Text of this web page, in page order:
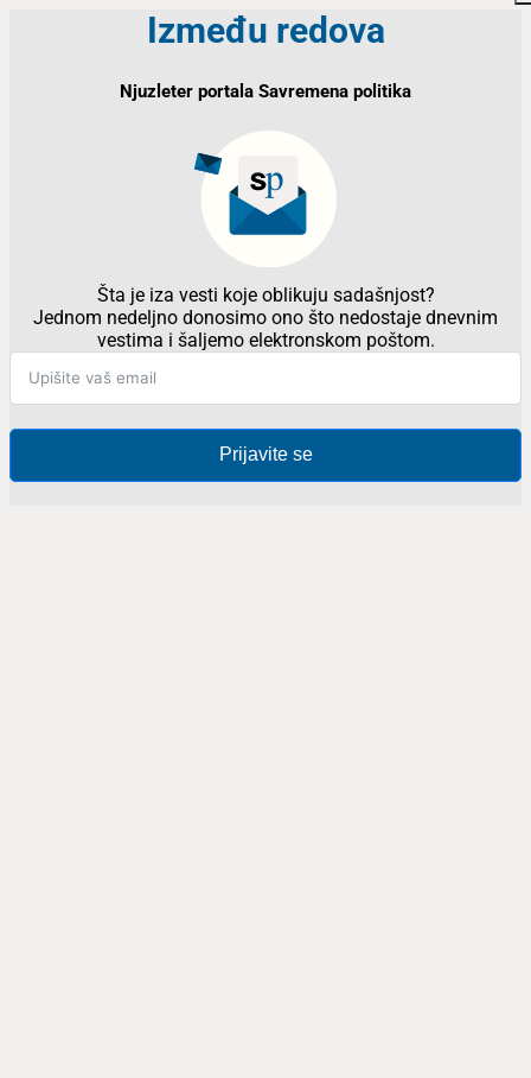
Između redova
Njuzleter portala Savremena politika
Šta je iza vesti koje oblikuju sadašnjost?
Jednom nedeljno donosimo ono što nedostaje dnevnim
vestima i šaljemo elektronskom poštom.
Prijavite se